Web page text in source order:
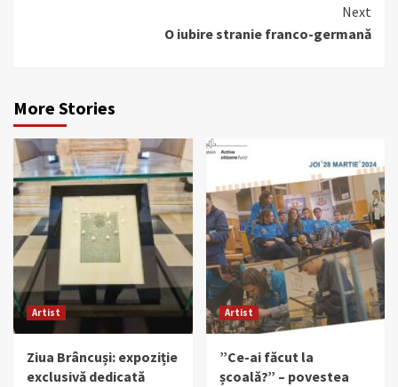
Next
O iubire stranie franco-germană
More Stories
Artist
Ziua Brâncuși: expoziție
exclusivă dedicată
Artist
”Ce-ai făcut la
școală?” – povestea